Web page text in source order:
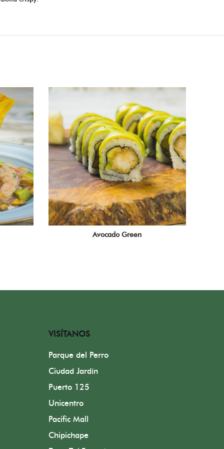
Avocado Green
VISÍTANOS
Parque del Perro
Ciudad Jardín
Puerto 125
Unicentro
Pacific Mall
Chipichape